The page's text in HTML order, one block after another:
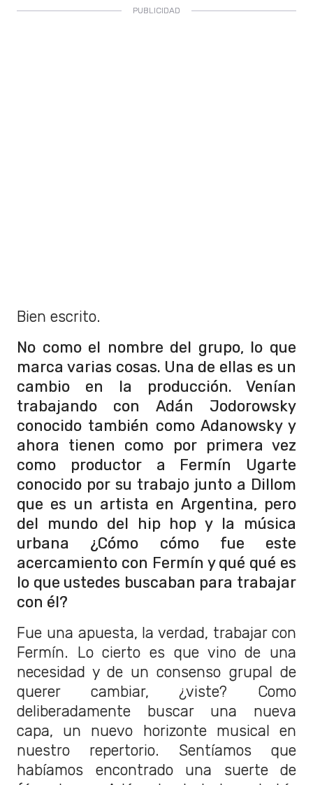
Bien escrito.
No como el nombre del grupo, lo que
marca varias cosas. Una de ellas es un
cambio en la producción. Venían
trabajando con Adán Jodorowsky
conocido también como Adanowsky y
ahora tienen como por primera vez
como productor a Fermín Ugarte
conocido por su trabajo junto a Dillom
que es un artista en Argentina, pero
del mundo del hip hop y la música
urbana ¿Cómo cómo fue este
acercamiento con Fermín y qué qué es
lo que ustedes buscaban para trabajar
con él?
Fue una apuesta, la verdad, trabajar con
Fermín. Lo cierto es que vino de una
necesidad y de un consenso grupal de
querer cambiar, ¿viste? Como
deliberadamente buscar una nueva
capa, un nuevo horizonte musical en
nuestro repertorio. Sentíamos que
habíamos encontrado una suerte de